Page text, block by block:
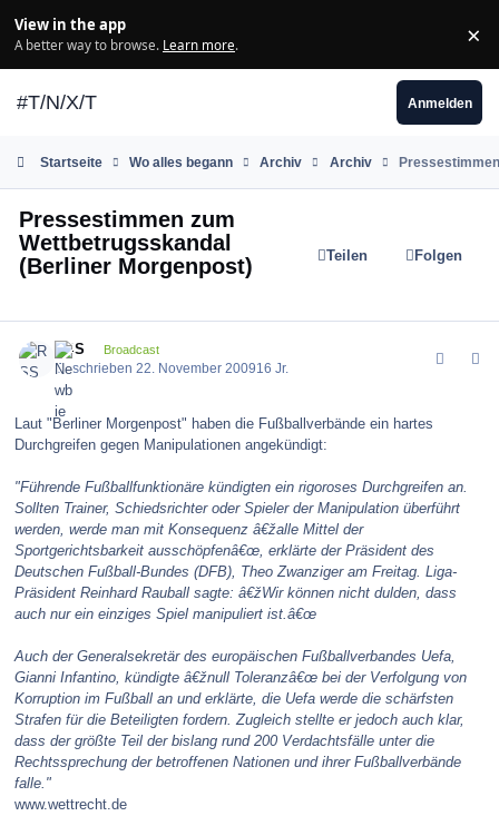
View in the app
A better way to browse. Learn more. ×
#T/N/X/T Anmelden
Startseite Wo alles begann Archiv Archiv
Pressestimmen zum
Wettbetrugsskandal
(Berliner Morgenpost)
Teilen Folgen
RSS Broadcast
Geschrieben22. November 200916 Jr.
Laut "Berliner Morgenpost" haben die Fußballverbände ein hartes
Durchgreifen gegen Manipulationen angekündigt:
"Führende Fußballfunktionäre kündigten ein rigoroses Durchgreifen an.
Sollten Trainer, Schiedsrichter oder Spieler der Manipulation überführt
werden, werde man mit Konsequenz â€žalle Mittel der
Sportgerichtsbarkeit ausschöpfenâ€œ, erklärte der Präsident des
Deutschen Fußball-Bundes (DFB), Theo Zwanziger am Freitag. Liga-
Präsident Reinhard Rauball sagte: â€žWir können nicht dulden, dass
auch nur ein einziges Spiel manipuliert ist.â€œ
Auch der Generalsekretär des europäischen Fußballverbandes Uefa,
Gianni Infantino, kündigte â€žnull Toleranzâ€œ bei der Verfolgung von
Korruption im Fußball an und erklärte, die Uefa werde die schärfsten
Strafen für die Beteiligten fordern. Zugleich stellte er jedoch auch klar,
dass der größte Teil der bislang rund 200 Verdachtsfälle unter die
Rechtssprechung der betroffenen Nationen und ihrer Fußballverbände
falle."
www.wettrecht.de